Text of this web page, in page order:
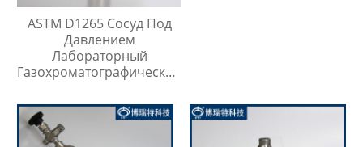
ASTM D1265 Сосуд Под
Давлением
Лабораторный
Газохроматографический